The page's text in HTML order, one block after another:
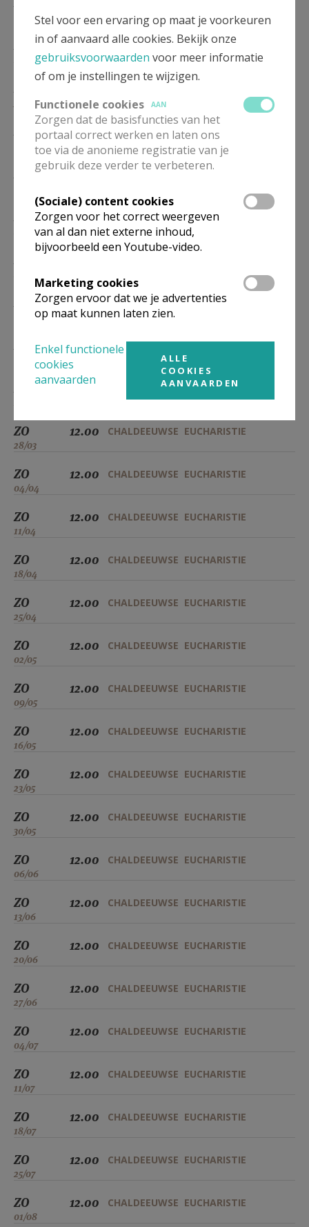
17/01
24/01
12.00 CHALDEEUWSE EUCHARISTIE
12.00
07/02
12.00 CHALDEEUWSE EUCHARISTIE
12.00 CHALDEEUWSE EUCHARISTIE
21/02
12.00 CHALDEEUWSE EUCHARISTIE
07/03
12.00 CHALDEEUWSE EUCHARISTIE
14/03
12.00 CHALDEEUWSE EUCHARISTIE
12.00 CHALDEEUWSE EUCHARISTIE
ZO
28/03
12.00 CHALDEEUWSE EUCHARISTIE
ZO
04/04
12.00 CHALDEEUWSE EUCHARISTIE
ZO
11/04
12.00 CHALDEEUWSE EUCHARISTIE
ZO
18/04
12.00 CHALDEEUWSE EUCHARISTIE
ZO
25/04
12.00 CHALDEEUWSE EUCHARISTIE
ZO
02/05
12.00 CHALDEEUWSE EUCHARISTIE
ZO
09/05
12.00 CHALDEEUWSE EUCHARISTIE
ZO
16/05
12.00 CHALDEEUWSE EUCHARISTIE
ZO
23/05
12.00 CHALDEEUWSE EUCHARISTIE
ZO
30/05
12.00 CHALDEEUWSE EUCHARISTIE
ZO
06/06
12.00 CHALDEEUWSE EUCHARISTIE
ZO
13/06
12.00 CHALDEEUWSE EUCHARISTIE
ZO
20/06
12.00 CHALDEEUWSE EUCHARISTIE
ZO
27/06
12.00 CHALDEEUWSE EUCHARISTIE
ZO
04/07
12.00 CHALDEEUWSE EUCHARISTIE
ZO
11/07
12.00 CHALDEEUWSE EUCHARISTIE
ZO
18/07
12.00 CHALDEEUWSE EUCHARISTIE
ZO
25/07
12.00 CHALDEEUWSE EUCHARISTIE
ZO
01/08
12.00 CHALDEEUWSE EUCHARISTIE
Stel voor een ervaring op maat je voorkeuren
in of aanvaard alle cookies. Bekijk onze
gebruiksvoorwaarden voor meer informatie
of om je instellingen te wijzigen.
Functionele cookies
AAN
Zorgen dat de basisfuncties van het
portaal correct werken en laten ons
toe via de anonieme registratie van je
gebruik deze verder te verbeteren.
(Sociale) content cookies
Zorgen voor het correct weergeven
van al dan niet externe inhoud,
bijvoorbeeld een Youtube-video.
Marketing cookies
Zorgen ervoor dat we je advertenties
op maat kunnen laten zien.
Enkel functionele
cookies
aanvaarden
ALLE
COOKIES
AANVAARDEN